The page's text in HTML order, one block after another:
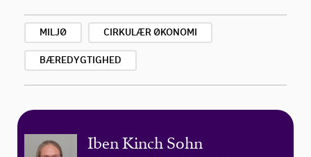
MILJØ CIRKULÆR ØKONOMI
BÆREDYGTIGHED
Iben Kinch Sohn